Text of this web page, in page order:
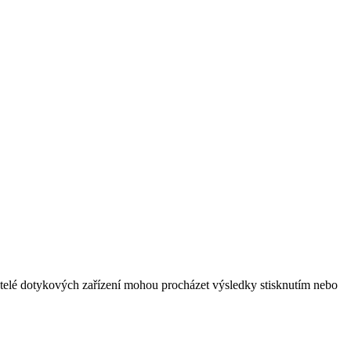
dotykových zařízení mohou procházet výsledky stisknutím nebo